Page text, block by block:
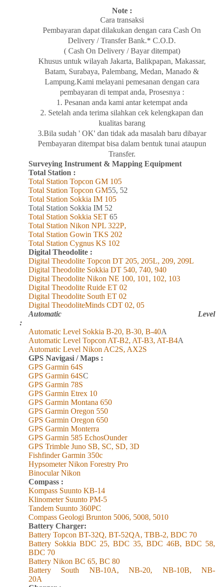
Note :
Cara transaksi
Pembayaran dapat dilakukan dengan cara Cash On
Delivery / Transfer Bank.* C.O.D.
( Cash On Delivery / Bayar ditempat)
Khusus untuk wilayah Jakarta, Balikpapan, Makassar,
Batam, Surabaya, Palembang, Medan, Manado &
Lampung.Kami melayani pemesanan dengan cara
pembayaran di tempat anda, Prosesnya :
1. Pesanan anda kami antar ketempat anda
2. Setelah anda terima silahkan cek kelengkapan dan
kualitas barang
3.Bila sudah ' OK' dan tidak ada masalah baru dibayar
Pembayaran ditempat bisa dalam bentuk tunai ataupun
Transfer.
Surveying Instrument & Mapping Equipment
Total Station :
Total Station Topcon GM 105
Total Station Topcon GM55, 52
Total Station Sokkia IM 105
Total Station Sokkia IM 52
Total Station Sokkia SET 65
Total Station Nikon NPL 322P,
Total Station Gowin TKS 202
Total Station Cygnus KS 102
Digital Theodolite :
Digital Theodolite Topcon DT 205, 205L, 209, 209L
Digital Theodolite Sokkia DT 540, 740, 940
Digital Theodolite Nikon NE 100, 101, 102, 103
Digital Theodolite Ruide ET 02
Digital Theodolite South ET 02
Digital TheodoliteMinds CDT 02, 05
Automatic Level
:
Automatic Level Sokkia B-20, B-30, B-40A
Automatic Level Topcon AT-B2, AT-B3, AT-B4A
Automatic Level Nikon AC2S, AX2S
GPS Navigasi / Maps :
GPS Garmin 64S
GPS Garmin 64SC
GPS Garmin 78S
GPS Garmin Etrex 10
GPS Garmin Montana 650
GPS Garmin Oregon 550
GPS Garmin Oregon 650
GPS Garmin Monterra
GPS Garmin 585 EchosOunder
GPS Trimble Juno SB, SC, SD, 3D
Fishfinder Garmin 350c
Hypsometer Nikon Forestry Pro
Binocular Nikon
Compass :
Kompass Suunto KB-14
Klinometer Suunto PM-5
Tandem Suunto 360PC
Compass Geologi Brunton 5006, 5008, 5010
Battery Charger:
Battery Topcon BT-32Q, BT-52QA, TBB-2, BDC 70
Battery Sokkia BDC 25, BDC 35, BDC 46B, BDC 58,
BDC 70
Battery Nikon BC 65, BC 80
Battery South NB-10A, NB-20, NB-10B, NB-
20A